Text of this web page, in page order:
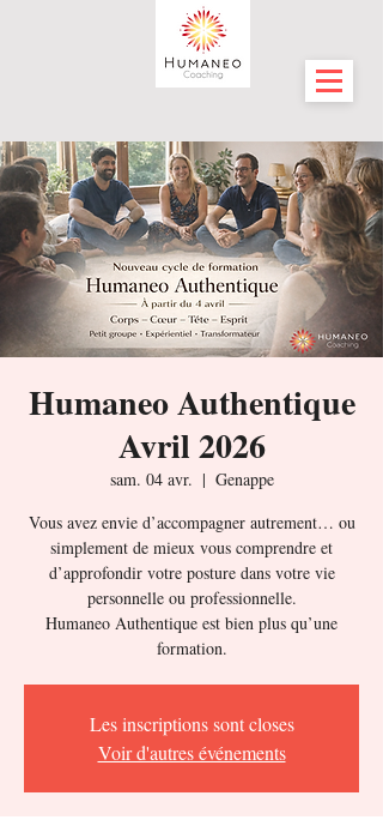
Humaneo Authentique
Avril 2026
sam. 04 avr.
  |
Genappe
Vous avez envie d’accompagner autrement… ou
simplement de mieux vous comprendre et
d’approfondir votre posture dans votre vie
personnelle ou professionnelle.
Humaneo Authentique est bien plus qu’une
formation.
Les inscriptions sont closes
Voir d'autres événements